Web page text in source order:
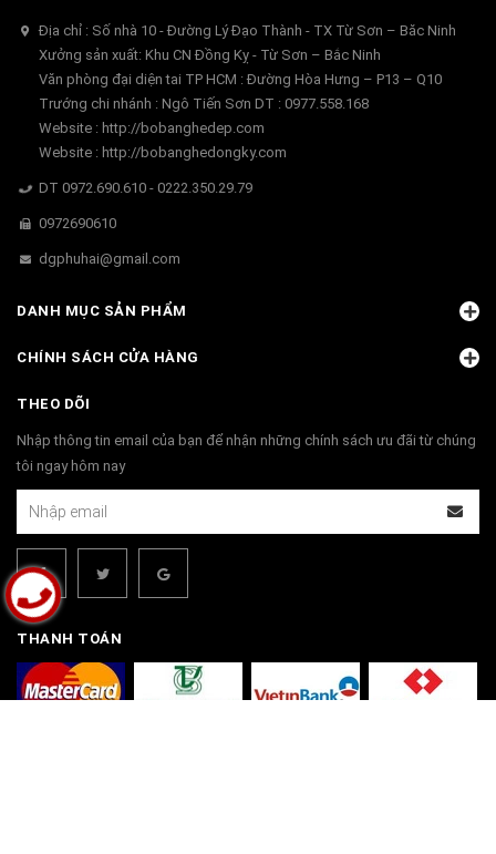
Địa chỉ : Số nhà 10 - Đường Lý Đạo Thành - TX Từ Sơn – Băc Ninh
Xưởng sản xuất: Khu CN Đồng Kỵ - Từ Sơn – Bắc Ninh
Văn phòng đại diện tai TP HCM : Đường Hòa Hưng – P13 – Q10
Trướng chi nhánh : Ngô Tiến Sơn DT : 0977.558.168
Website : http://bobanghedep.com
Website : http://bobanghedongky.com
DT 0972.690.610 - 0222.350.29.79
0972690610
dgphuhai@gmail.com
DANH MỤC SẢN PHẨM
CHÍNH SÁCH CỬA HÀNG
THEO DÕI
Nhập thông tin email của bạn để nhận những chính sách ưu đãi từ chúng
tôi ngay hôm nay
THANH TOÁN